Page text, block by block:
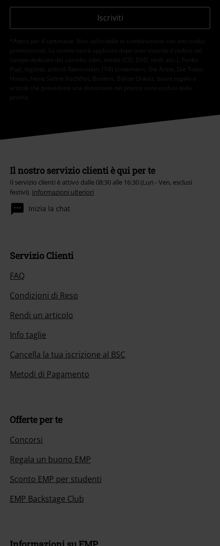
Iscriviti
*Attivo per 4 settimane. Non utilizzabile in combinazione con altri codici
promozionali. Lo sconto verrà applicato dopo aver inserito il codice nel
campo dedicato del carrello. Libri, media (CD, DVD, vinili, ecc.), Funko
Pop!, biglietti, articoli Rammstein, (Till) Lindemann, Die Ärzte, Die Toten
Hosen, Feine Sahne Fischfilet, Broilers, Böhse Onkelz, buoni regalo e
articoli che prevedono una donazione nel prezzo sono esclusi dalla
promo.
Il nostro servizio clienti è qui per te
Il servizio clienti è attivo dalle 08:30 alle 16:30 (Lun - Ven, esclusi
festivi). Informazioni ulteriori
Inizia la chat
Servizio Clienti
FAQ
Condizioni di Reso
Rendi un articolo
Info taglie
Cancella la tua iscrizione al BSC
Metodi di Pagamento
Offerte per te
Concorsi
Regala un buono EMP
Sconto EMP per studenti
EMP Backstage Club